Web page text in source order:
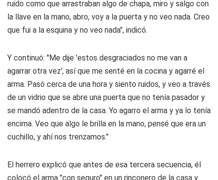
ruido como que arrastraban algo de chapa, miro y salgo con
la llave en la mano, abro, voy a la puerta y no veo nada. Creo
que fui a la esquina y no veo nada", indicó.
Y continuó: "Me dije 'estos desgraciados no me van a
agarrar otra vez', así que me senté en la cocina y agarré el
arma. Pasó cerca de una hora y siento ruidos, y veo a través
de un vidrio que se abre una puerta que no tenía pasador y
se mandó adentro de la casa. Yo agarro el arma y ya lo tenía
encima. Veo que algo le brilla en la mano, pensé que era un
cuchillo, y ahí nos trenzamos."
El herrero explicó que antes de esa tercera secuencia, él
colocó el arma "con seguro" en un rinconero de la casa y